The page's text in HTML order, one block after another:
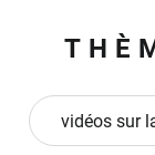
vidéos sur